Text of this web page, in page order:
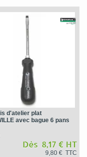
d'atelier plat
avec bague 6 pans
Dès 8,17 € HT
9,80 € TTC